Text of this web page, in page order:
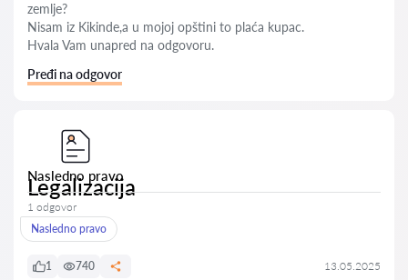
zemlje?
Nisam iz Kikinde,a u mojoj opštini to plaća kupac.
Hvala Vam unapred na odgovoru.
Pređi na odgovor
Nasledno pravo
Legalizacija
1 odgovor
Nasledno pravo
1 740 13.05.2025